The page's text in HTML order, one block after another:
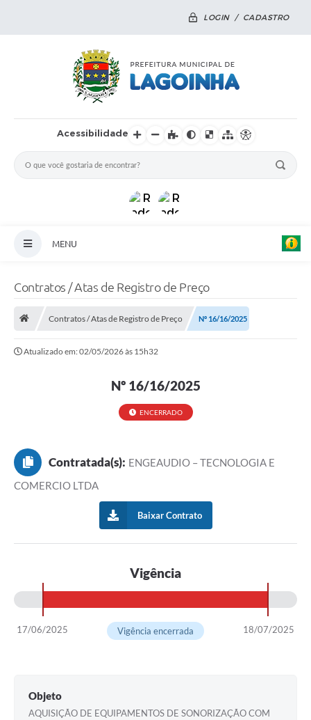
LOGIN / CADASTRO
Acessibilidade
MENU
Secretarias
Formulário elaboração LDO
Atualização Cadastral
A Nossa Cidade
Arquivos para Download
Contratos / Atas de Registro de Preço
Contratos / Atas de Registro de Preço Nº 16/16/2025
Atualizado em: 02/05/2026 às 15h32
Nº 16/16/2025
ENCERRADO
Contratada(s): ENGEAUDIO – TECNOLOGIA E
COMERCIO LTDA
Baixar Contrato
Vigência
17/06/2025 18/07/2025
Vigência encerrada
Objeto
AQUISIÇÃO DE EQUIPAMENTOS DE SONORIZAÇÃO COM